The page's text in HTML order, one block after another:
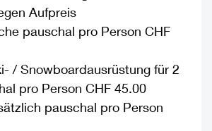
Aufpreis
pauschal pro Person CHF
/ Snowboardausrüstung für 2
pro Person CHF 45.00
pauschal pro Person